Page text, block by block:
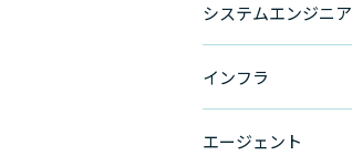
システムエンジニア
インフラ
エージェント